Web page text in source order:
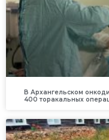
В Архангельском
400 торакальных